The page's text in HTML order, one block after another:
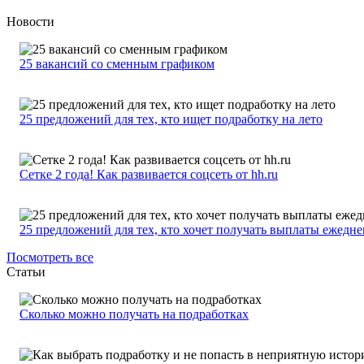
Новости
25 вакансий со сменным графиком
25 предложений для тех, кто ищет подработку на лето
Сетке 2 года! Как развивается соцсеть от hh.ru
25 предложений для тех, кто хочет получать выплаты
Посмотреть все
Статьи
Сколько можно получать на подработках